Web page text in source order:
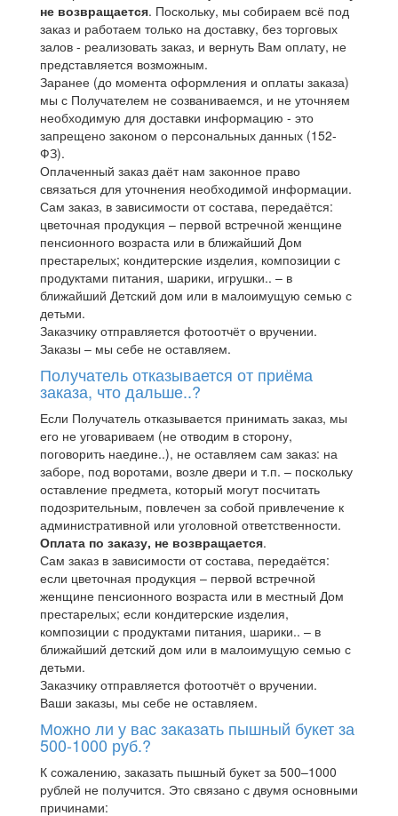
не возвращается. Поскольку, мы собираем всё под
заказ и работаем только на доставку, без торговых
залов - реализовать заказ, и вернуть Вам оплату, не
представляется возможным.
Заранее (до момента оформления и оплаты заказа)
мы с Получателем не созваниваемся, и не уточняем
необходимую для доставки информацию - это
запрещено законом о персональных данных (152-
ФЗ).
Оплаченный заказ даёт нам законное право
связаться для уточнения необходимой информации.
Сам заказ, в зависимости от состава, передаётся:
цветочная продукция – первой встречной женщине
пенсионного возраста или в ближайший Дом
престарелых; кондитерские изделия, композиции с
продуктами питания, шарики, игрушки.. – в
ближайший Детский дом или в малоимущую семью с
детьми.
Заказчику отправляется фотоотчёт о вручении.
Заказы – мы себе не оставляем.
Получатель отказывается от приёма
заказа, что дальше..?
Если Получатель отказывается принимать заказ, мы
его не уговариваем (не отводим в сторону,
поговорить наедине..), не оставляем сам заказ: на
заборе, под воротами, возле двери и т.п. – поскольку
оставление предмета, который могут посчитать
подозрительным, повлечен за собой привлечение к
административной или уголовной ответственности.
Оплата по заказу, не возвращается.
Сам заказ в зависимости от состава, передаётся:
если цветочная продукция – первой встречной
женщине пенсионного возраста или в местный Дом
престарелых; если кондитерские изделия,
композиции с продуктами питания, шарики.. – в
ближайший детский дом или в малоимущую семью с
детьми.
Заказчику отправляется фотоотчёт о вручении.
Ваши заказы, мы себе не оставляем.
Можно ли у вас заказать пышный букет за
500-1000 руб.?
К сожалению, заказать пышный букет за 500–1000
рублей не получится. Это связано с двумя основными
причинами: